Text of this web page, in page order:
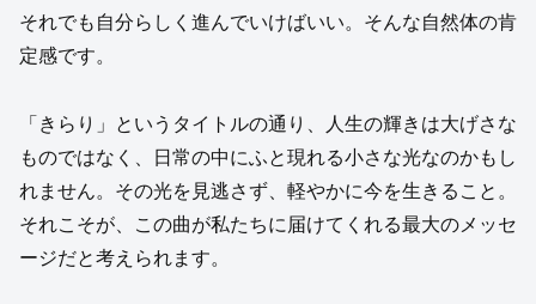
それでも自分らしく進んでいけばいい。そんな自然体の肯
定感です。
「きらり」というタイトルの通り、人生の輝きは大げさな
ものではなく、日常の中にふと現れる小さな光なのかもし
れません。その光を見逃さず、軽やかに今を生きること。
それこそが、この曲が私たちに届けてくれる最大のメッセ
ージだと考えられます。